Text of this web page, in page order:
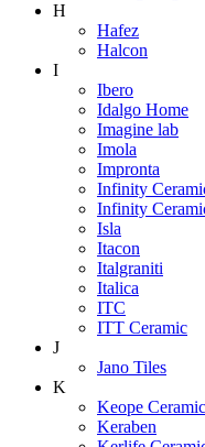
H
Hafez
Halcon
I
Ibero
Idalgo Home
Imagine lab
Imola
Impronta
Infinity
Infinity
Isla
Itacon
Italgraniti
Italica
ITC
ITT Ceramic
J
Jano Tiles
K
Keope
Keraben